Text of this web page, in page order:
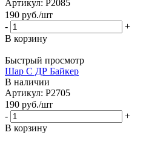
Артикул: Р2085
190 руб./шт
-
+
В корзину
Быстрый просмотр
Шар С ДР Байкер
В наличии
Артикул: Р2705
190 руб./шт
-
+
В корзину